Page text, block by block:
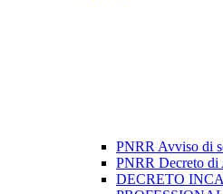
PNRR Avviso di
PNRR Decreto di
DECRETO